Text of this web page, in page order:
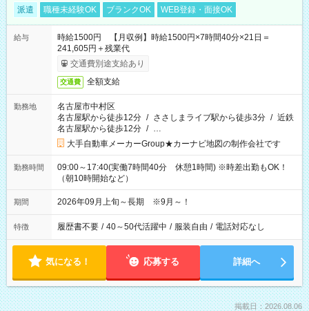
派遣 職種未経験OK ブランクOK WEB登録・面接OK
給与
時給1500円 【月収例】時給1500円×7時間40分×21日＝
241,605円＋残業代
交通費別途支給あり
交通費 全額支給
勤務地
名古屋市中村区
名古屋駅から徒歩12分 / ささしまライブ駅から徒歩3分 / 近鉄
名古屋駅から徒歩12分 / …
大手自動車メーカーGroup★カーナビ地図の制作会社です
勤務時間
09:00～17:40(実働7時間40分 休憩1時間) ※時差出勤もOK！
（朝10時開始など）
期間 2026年09月上旬～長期 ※9月～！
特徴 履歴書不要 / 40～50代活躍中 / 服装自由 / 電話対応なし
気になる！ 応募する 詳細へ
掲載日：2026.08.06